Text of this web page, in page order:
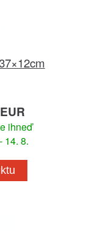
ihneď
14. 8.